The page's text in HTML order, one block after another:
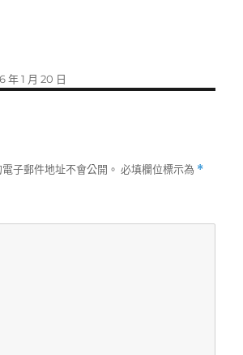
年 1 月 20 日
子郵件地址不會公開。 必填欄位標示為 *